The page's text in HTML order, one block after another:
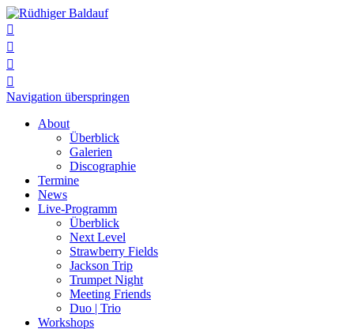




Navigation überspringen
About
Überblick
Galerien
Discographie
Termine
News
Live-Programm
Überblick
Next Level
Strawberry Fields
Jackson Trip
Trumpet Night
Meeting Friends
Duo | Trio
Workshops